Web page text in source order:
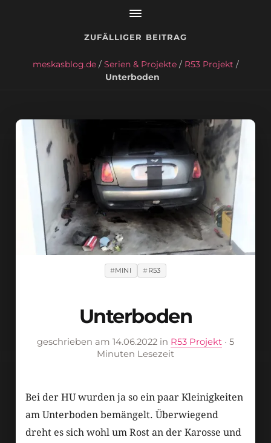
ZUFÄLLIGER BEITRAG
meskasblog.de/ Serien & Projekte/ R53 Projekt /
Unterboden
MINI R53
Unterboden
geschrieben am 14.06.2022 in R53 Projekt · 5
Minuten Lesezeit
Bei der HU wurden ja so ein paar Kleinigkeiten
am Unterboden bemängelt. Überwiegend
dreht es sich wohl um Rost an der Karosse und